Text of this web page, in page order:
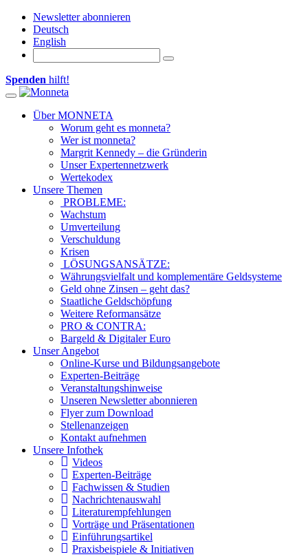
Newsletter abonnieren
Deutsch
English
Spenden hilft!
Toggle navigation
Über MONNETA
Worum geht es monneta?
Wer ist monneta?
Margrit Kennedy – die Gründerin
Unser Expertennetzwerk
Wertekodex
Unsere Themen
PROBLEME:
Wachstum
Umverteilung
Verschuldung
Krisen
LÖSUNGSANSÄTZE:
Währungsvielfalt und komplementäre Geldsysteme
Geld ohne Zinsen – geht das?
Staatliche Geldschöpfung
Weitere Reformansätze
PRO & CONTRA:
Bargeld & Digitaler Euro
Unser Angebot
Online-Kurse und Bildungsangebote
Experten-Beiträge
Veranstaltungshinweise
Unseren Newsletter abonnieren
Flyer zum Download
Stellenanzeigen
Kontakt aufnehmen
Unsere Infothek
Videos
Experten-Beiträge
Fachwissen & Studien
Nachrichtenauswahl
Literaturempfehlungen
Vorträge und Präsentationen
Einführungsartikel
Praxisbeispiele & Initiativen